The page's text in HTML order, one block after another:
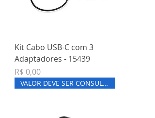
Kit Cabo USB-C com 3
Adaptadores - 15439
Preço
R$ 0,00
VALOR DEVE SER CONSULTADO